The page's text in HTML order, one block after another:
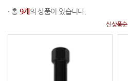
· 총9개의 상품이 있습니다.
신상품순